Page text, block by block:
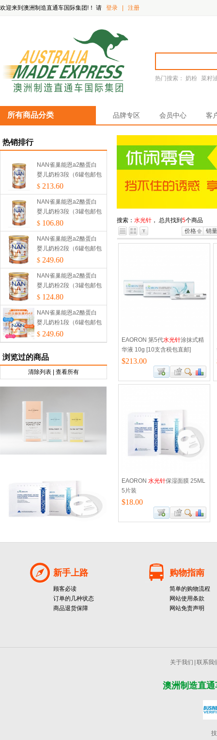
欢迎来到澳洲制造直通车国际集团!！ 请 登录 注册
热门搜索： 奶粉 菜籽
所有商品分类 品牌专区 会员中心 客
热销排行
NAN雀巢能恩a2酪蛋白
婴儿奶粉3段（6罐包邮包
税）
$ 213.60
NAN雀巢能恩a2酪蛋白
婴儿奶粉3段（3罐包邮包
税）
$ 106.80
NAN雀巢能恩a2酪蛋白
婴儿奶粉2段（6罐包邮包
税）
$ 249.60
NAN雀巢能恩a2酪蛋白
婴儿奶粉2段（3罐包邮包
税）
$ 124.80
NAN雀巢能恩a2酪蛋白
婴儿奶粉1段（6罐包邮包
税）
$ 249.60
浏览过的商品
清除列表 查看所有
搜索： 水光针 ， 总共找到 5个商品
价格
销量
EAORON 第5代水光针涂抹式精
华液 10g [10支含税包直邮]
$213.00
EAORON 水光针保湿面膜 25ML
5片装
$18.00
新手上路
顾客必读
订单的几种状态
商品退货保障
购物指南
简单的购物流程
网站使用条款
网站免责声明
关于我们 联系我
澳洲制造直